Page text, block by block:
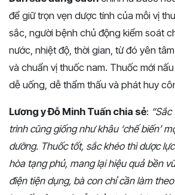
để giữ trọn vẹn dược tính của mỗi vị
sắc, người bệnh chủ động kiểm soát
nước, nhiệt độ, thời gian, từ đó yên
và chuẩn vị thuốc nam. Thuốc mới
dễ uống, dễ thẩm thấu và phát huy
Lương y Đỗ Minh Tuấn chia sẻ:
trình cũng giống như khâu ‘chế biến’
dưỡng. Thuốc tốt, sắc khéo thì dược
hòa tạng phủ, mang lại hiệu quả bền
điện tiện dụng, bà con chỉ cần làm